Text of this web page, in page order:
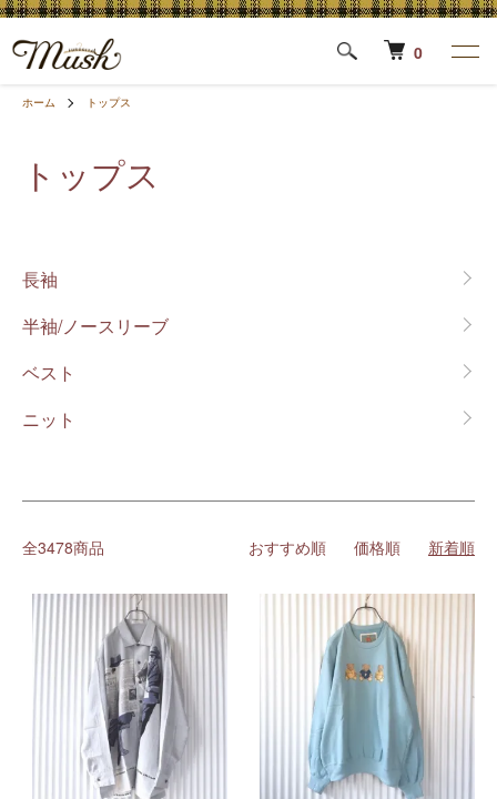
0
ホーム トップス
トップス
長袖
半袖/ノースリーブ
ベスト
ニット
全3478商品 おすすめ順 価格順 新着順